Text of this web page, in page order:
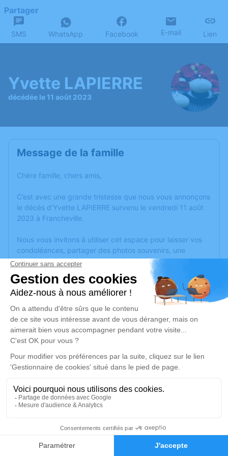
Faire-part Hommages
Partager
SMS WhatsApp Facebook E-mail Lien
Yvette LAPIERRE
décédée le 11 août 2023
Message de la famille
Chère famille, chers amis,
C’est avec une grande tristesse que nous vous annonçons
le décès d’Yvette LAPIERRE survenu le vendredi 11 août
2023 à Francheville.
Nous vous invitons à utiliser cet espace pour laisser vos
condoléances, partager des photos souvenirs, une
anecdote ou exprimer vos pensées à travers des poèmes
ou des textes. Cet endroit est un lieu d'expression dédié à
honorer la mémoire d’Yvette LAPIERRE.
Un service de plantation d’arbre hommage estdisponible
mardi 22 août 2023 à 12h30
Chapelle Parc Cimetière Communautaire 161,
bd Université